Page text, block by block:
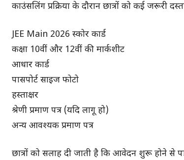
काउंसलिंग प्रक्रिया के दौरान छात्रों को कई जरूरी
JEE Main 2026 स्कोर कार्ड
कक्षा 10वीं और 12वीं की मार्कशीट
आधार कार्ड
पासपोर्ट साइज फोटो
हस्ताक्षर
श्रेणी प्रमाण पत्र (यदि लागू हो)
अन्य आवश्यक प्रमाण पत्र
छात्रों को सलाह दी जाती है कि आवेदन शुरू होने से